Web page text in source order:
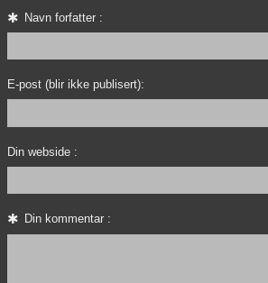
Navn forfatter :
E-post (blir ikke publisert):
Din webside :
Din kommentar :